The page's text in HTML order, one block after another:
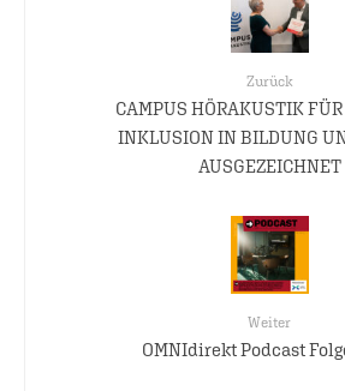
Zurück
CAMPUS HÖRAKUSTIK
INKLUSION IN BILDUNG
AUSGEZEICHNET
Weiter
OMNIdirekt Podcast